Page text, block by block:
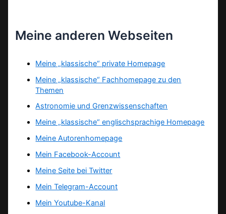
Meine anderen Webseiten
Meine „klassische“ private Homepage
Meine „klassische“ Fachhomepage zu den
Themen
Astronomie und Grenzwissenschaften
Meine „klassische“ englischsprachige Homepage
Meine Autorenhomepage
Mein Facebook-Account
Meine Seite bei Twitter
Mein Telegram-Account
Mein Youtube-Kanal